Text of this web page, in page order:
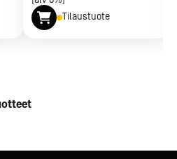
puhdistustila laitteen alla.
mm (130 - 200 mm).
Tilaustuote